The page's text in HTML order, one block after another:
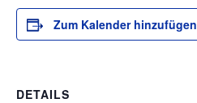
Zum Kalender hinzufügen
DETAILS